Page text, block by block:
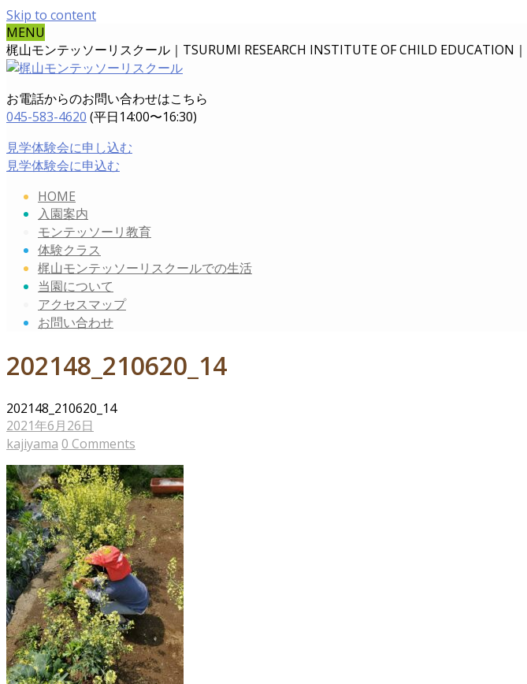
Skip to content
MENU
梶山モンテッソーリスクール｜TSURUMI RESEARCH INSTITUTE OF CHILD EDUCATION｜
お電話からのお問い合わせはこちら
045-583-4620 (平日14:00〜16:30)
見学体験会に申し込む
見学体験会に申込む
HOME
入園案内
モンテッソーリ教育
体験クラス
梶山モンテッソーリスクールでの生活
当園について
アクセスマップ
お問い合わせ
202148_210620_14
202148_210620_14
2021年6月26日
kajiyama 0 Comments